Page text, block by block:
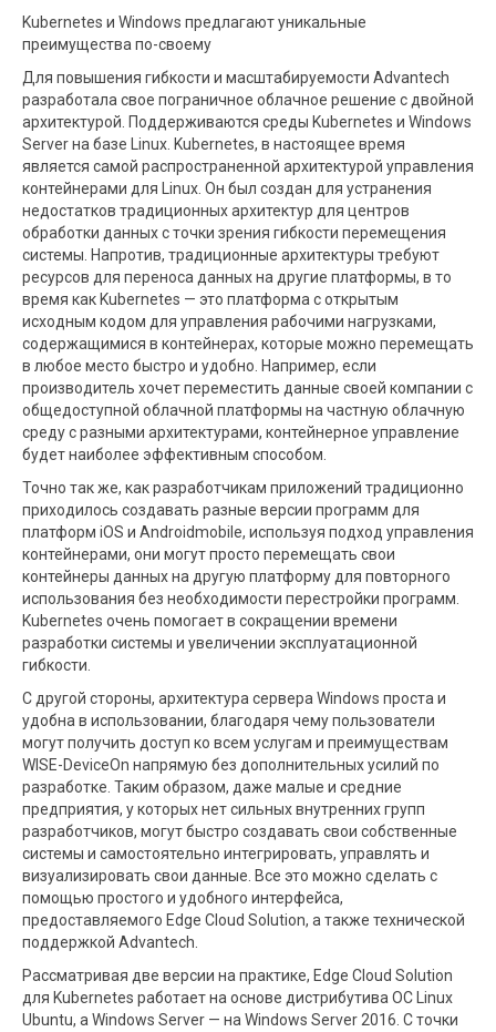
Kubernetes и Windows предлагают уникальные
преимущества по-своему
Для повышения гибкости и масштабируемости Advantech
разработала свое пограничное облачное решение с двойной
архитектурой. Поддерживаются среды Kubernetes и Windows
Server на базе Linux. Kubernetes, в настоящее время
является самой распространенной архитектурой управления
контейнерами для Linux. Он был создан для устранения
недостатков традиционных архитектур для центров
обработки данных с точки зрения гибкости перемещения
системы. Напротив, традиционные архитектуры требуют
ресурсов для переноса данных на другие платформы, в то
время как Kubernetes — это платформа с открытым
исходным кодом для управления рабочими нагрузками,
содержащимися в контейнерах, которые можно перемещать
в любое место быстро и удобно. Например, если
производитель хочет переместить данные своей компании с
общедоступной облачной платформы на частную облачную
среду с разными архитектурами, контейнерное управление
будет наиболее эффективным способом.
Точно так же, как разработчикам приложений традиционно
приходилось создавать разные версии программ для
платформ iOS и Androidmobile, используя подход управления
контейнерами, они могут просто перемещать свои
контейнеры данных на другую платформу для повторного
использования без необходимости перестройки программ.
Kubernetes очень помогает в сокращении времени
разработки системы и увеличении эксплуатационной
гибкости.
С другой стороны, архитектура сервера Windows проста и
удобна в использовании, благодаря чему пользователи
могут получить доступ ко всем услугам и преимуществам
WISE-DeviceOn напрямую без дополнительных усилий по
разработке. Таким образом, даже малые и средние
предприятия, у которых нет сильных внутренних групп
разработчиков, могут быстро создавать свои собственные
системы и самостоятельно интегрировать, управлять и
визуализировать свои данные. Все это можно сделать с
помощью простого и удобного интерфейса,
предоставляемого Edge Cloud Solution, а также технической
поддержкой Advantech.
Рассматривая две версии на практике, Edge Cloud Solution
для Kubernetes работает на основе дистрибутива ОС Linux
Ubuntu, а Windows Server — на Windows Server 2016. С точки